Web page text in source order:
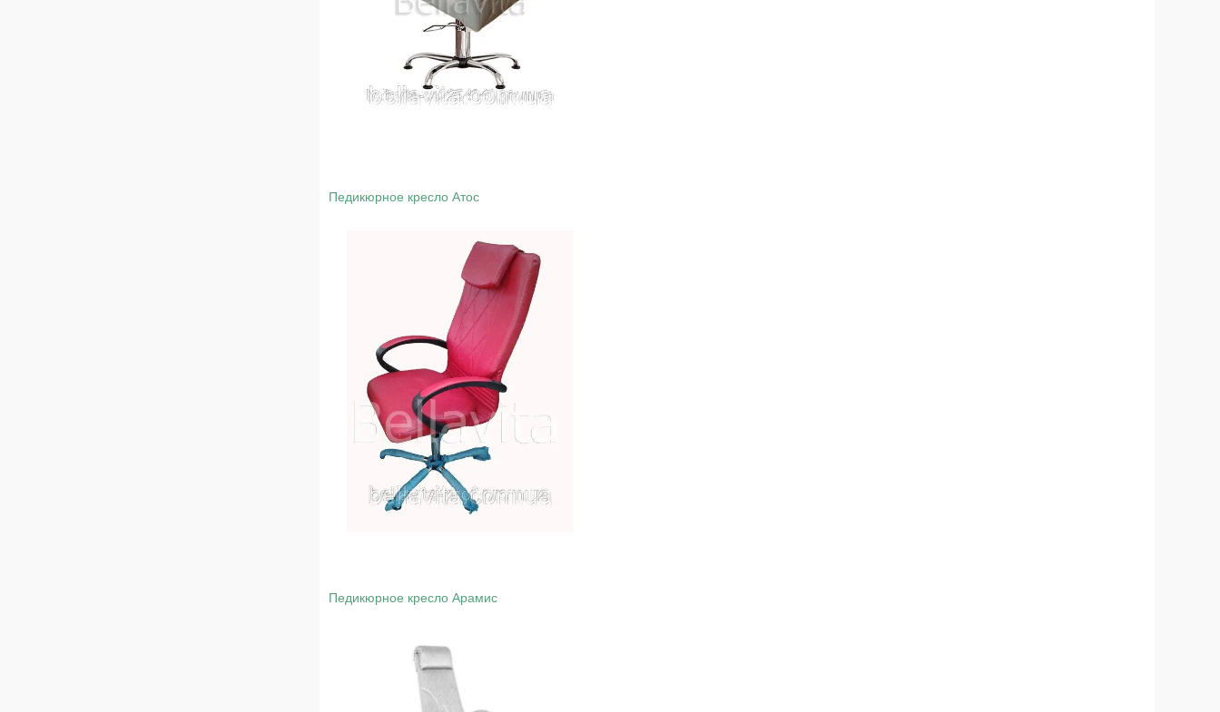
Педикюрное кресло Атос
Педикюрное кресло Арамис